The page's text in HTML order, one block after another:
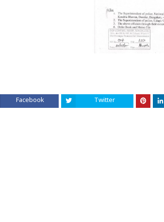
Facebook Twitter